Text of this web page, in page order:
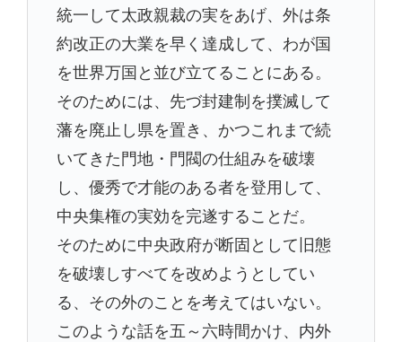
統一して太政親裁の実をあげ、外は条
約改正の大業を早く達成して、わが国
を世界万国と並び立てることにある。
そのためには、先づ封建制を撲滅して
藩を廃止し県を置き、かつこれまで続
いてきた門地・門閥の仕組みを破壊
し、優秀で才能のある者を登用して、
中央集権の実効を完遂することだ。
そのために中央政府が断固として旧態
を破壊しすべてを改めようとしてい
る、その外のことを考えてはいない。
このような話を五～六時間かけ、内外